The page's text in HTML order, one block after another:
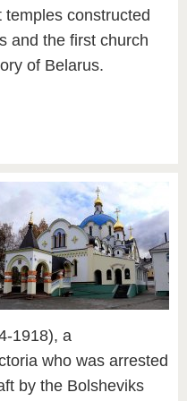
constructed
and the first church
of Belarus.
1918), a
who was arrested
by the Bolsheviks